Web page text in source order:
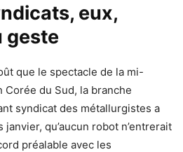
eux,
geste
que le spectacle de la mi-
Corée du Sud, la branche
syndicat des métallurgistes a
qu’aucun robot n’entrerait
préalable avec les